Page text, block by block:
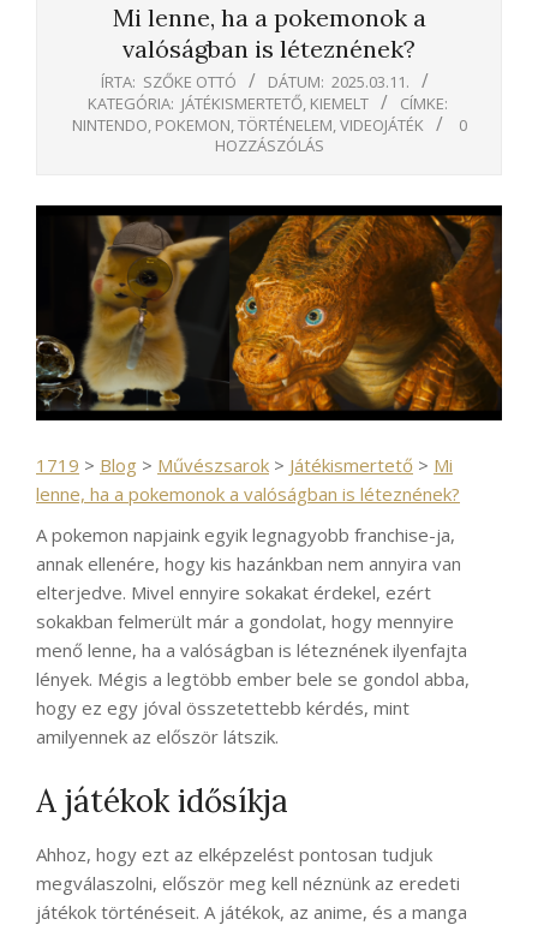
Mi lenne, ha a pokemonok a
valóságban is léteznének?
ÍRTA: SZŐKE OTTÓ DÁTUM: 2025.03.11.
KATEGÓRIA: JÁTÉKISMERTETŐ, KIEMELT
CÍMKE:
NINTENDO, POKEMON,TÖRTÉNELEM,VIDEOJÁTÉK
0
HOZZÁSZÓLÁS
1719 > Blog > Művészsarok > Játékismertető > Mi
lenne, ha a pokemonok a valóságban is léteznének?
A pokemon napjaink egyik legnagyobb franchise-ja,
annak ellenére, hogy kis hazánkban nem annyira van
elterjedve. Mivel ennyire sokakat érdekel, ezért
sokakban felmerült már a gondolat, hogy mennyire
menő lenne, ha a valóságban is léteznének ilyenfajta
lények. Mégis a legtöbb ember bele se gondol abba,
hogy ez egy jóval összetettebb kérdés, mint
amilyennek az először látszik.
A játékok idősíkja
Ahhoz, hogy ezt az elképzelést pontosan tudjuk
megválaszolni, először meg kell néznünk az eredeti
játékok történéseit. A játékok, az anime, és a manga